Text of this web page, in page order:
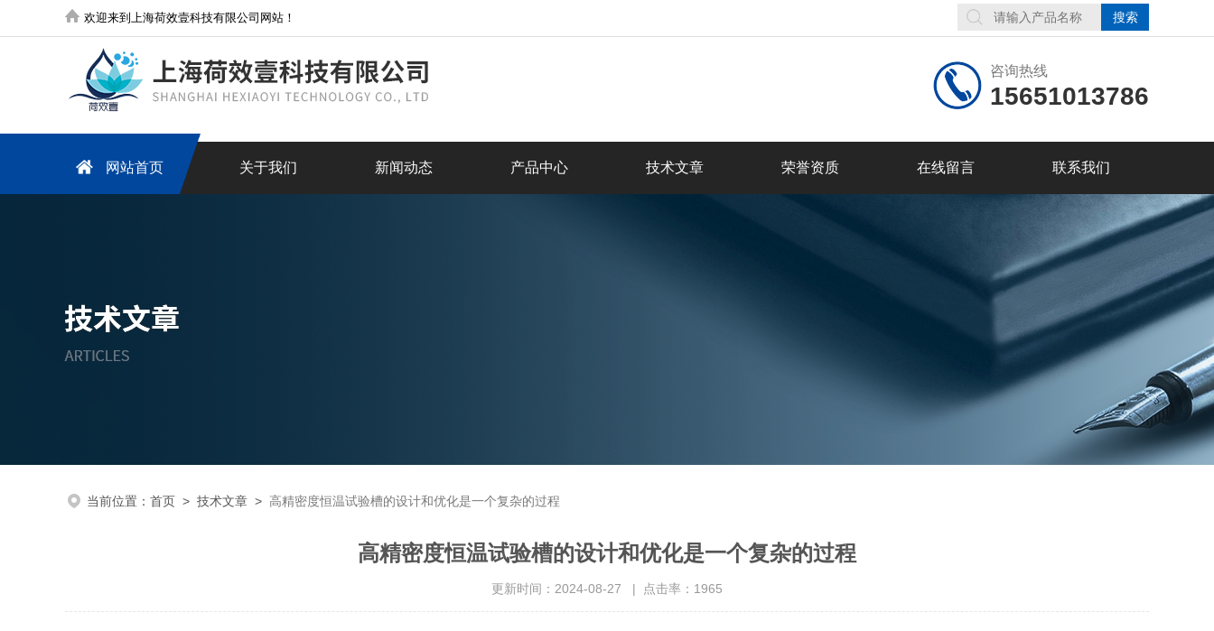
欢迎来到上海荷效壹科技有限公司网站！
咨询热线
15651013786
网站首页 关于我们 新闻动态 产品中心 技术文章 荣誉资质 在线留言 联系我们
当前位置： 首页 > 技术文章 > 高精密度恒温试验槽的设计和优化是一个复杂的过程
高精密度恒温试验槽的设计和优化是一个复杂的过程
更新时间：2024-08-27 | 点击率：1965